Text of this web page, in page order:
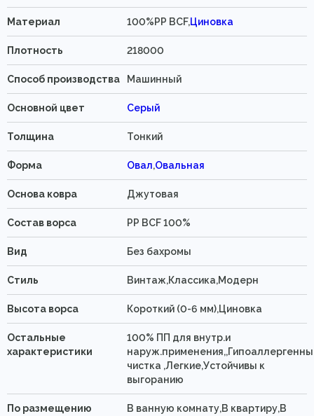
Материал 100%PP BCF,Циновка
Плотность 218000
Способ производства Машинный
Основной цвет Серый
Толщина Тонкий
Форма Овал,Овальная
Основа ковра Джутовая
Состав ворса PP BCF 100%
Вид Без бахромы
Стиль Винтаж,Классика,Модерн
Высота ворса Короткий (0-6 мм),Циновка
Остальные
характеристики
100% ПП для внутр.и
чистка ,Легкие,Устойчивы к
выгоранию
По размещению
В ванную комнату,В квартиру,В